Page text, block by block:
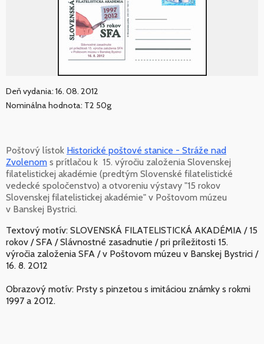
Deň vydania: 16. 08. 2012
Nominálna hodnota: T2 50g
Poštový lístok Historické poštové stanice - Stráže nad
Zvolenom s prítlačou k 15. výročiu založenia Slovenskej
filatelistickej akadémie (predtým Slovenské filatelistické
vedecké spoločenstvo) a otvoreniu výstavy "15 rokov
Slovenskej filatelistickej akadémie" v Poštovom múzeu
v Banskej Bystrici.
Textový motív: SLOVENSKÁ FILATELISTICKÁ AKADÉMIA / 15
rokov / SFA / Slávnostné zasadnutie / pri príležitosti 15.
výročia založenia SFA / v Poštovom múzeu v Banskej Bystrici /
16. 8. 2012
Obrazový motív: Prsty s pinzetou s imitáciou známky s rokmi
1997 a 2012.